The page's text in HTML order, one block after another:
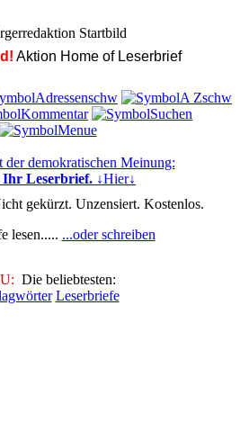
Aktion Home of Leserbrief
der demokratischen Meinung:
Ihr Leserbrief. ↓Hier↓
gekürzt. Unzensiert. Kostenlos.
lesen..... ...oder schreiben
Die beliebtesten:
Leserbriefe